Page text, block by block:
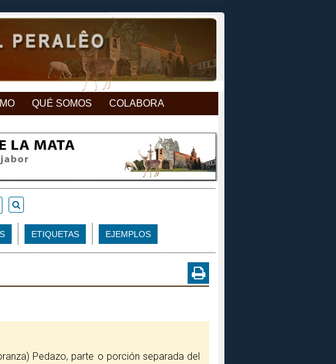
QUÉ SOMOS COLABORA
ETIQUETAS EJEMPLOS